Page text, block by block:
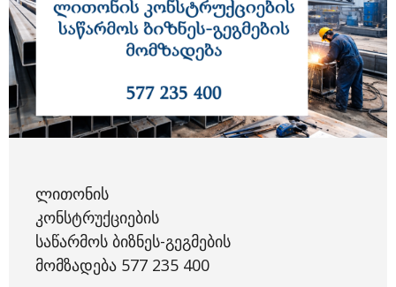
ᲚᲘᲗᲝᲜᲘᲡ
ᲙᲝᲜᲡᲢᲠᲣᲥᲪᲘᲔᲑᲘᲡ
ᲡᲐᲬᲐᲠᲛᲝᲡ ᲑᲘᲖᲜᲔᲡ-ᲒᲔᲒᲛᲔᲑᲘᲡ
ᲛᲝᲛᲖᲐᲓᲔᲑᲐ 577 235 400